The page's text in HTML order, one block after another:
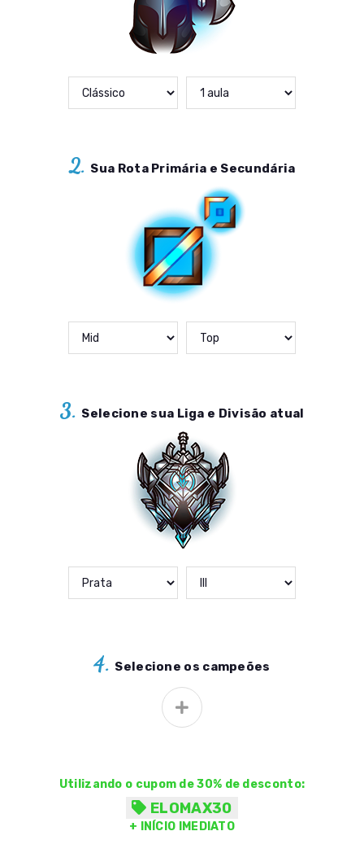
2. Sua Rota Primária e Secundária
3. Selecione sua Liga e Divisão atual
4. Selecione os campeões
Utilizando o cupom de 30% de desconto:
ELOMAX30
+ INÍCIO IMEDIATO